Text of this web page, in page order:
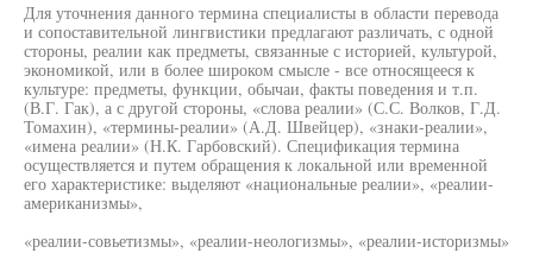
Для уточнения данного термина специалисты в области перевода
и сопоставительной лингвистики предлагают различать, с одной
стороны, реалии как предметы, связанные с историей, культурой,
экономикой, или в более широком смысле - все относящееся к
культуре: предметы, функции, обычаи, факты поведения и т.п.
(В.Г. Гак), а с другой стороны, «слова реалии» (С.С. Волков, Г.Д.
Томахин), «термины-реалии» (А.Д. Швейцер), «знаки-реалии»,
«имена реалии» (Н.К. Гарбовский). Спецификация термина
осуществляется и путем обращения к локальной или временной
его характеристике: выделяют «национальные реалии», «реалии-
американизмы»,
«реалии-совьетизмы», «реалии-неологизмы», «реалии-историзмы»